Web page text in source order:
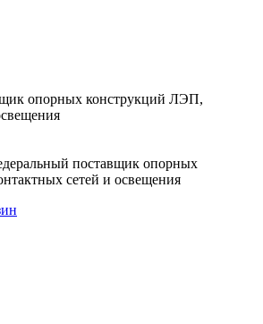
опорных конструкций ЛЭП,
поставщик опорных
сетей и освещения